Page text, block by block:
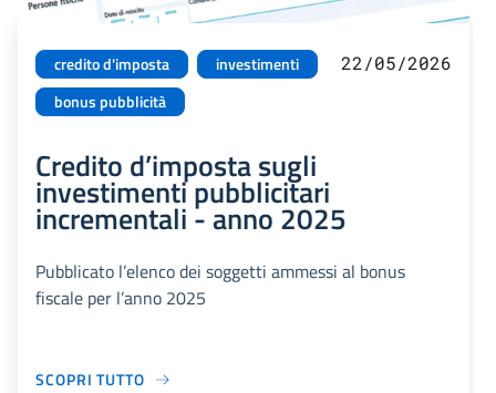
credito d'imposta
investimenti
bonus pubblicità
22/05/2026
Credito d’imposta sugli
investimenti pubblicitari
incrementali - anno 2025
Pubblicato l’elenco dei soggetti ammessi al bonus
fiscale per l’anno 2025
SCOPRI TUTTO